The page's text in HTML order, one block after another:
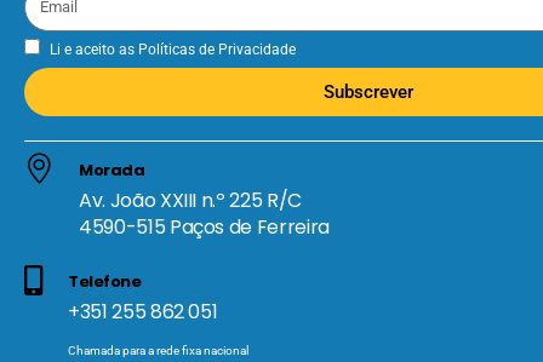
Li e aceito as Políticas de Privacidade
Subscrever
Morada
Av. João XXIII n.º 225 R/C
4590-515 Paços de Ferreira
Telefone
+351 255 862 051
Chamada para a rede fixa nacional